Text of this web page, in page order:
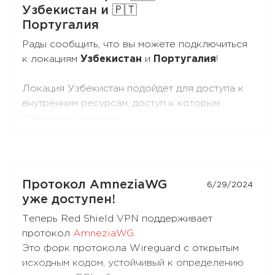
Узбекистан и 🇵🇹
Португалия
Рады сообщить, что вы можете подключиться
к локациям Узбекистан и Португалия!
Локация Узбекистан подойдёт для доступа к
внутренним ресурсам, доступ к которым
Протокол AmneziaWG
уже доступен!
6/29/2024
Теперь Red Shield VPN поддерживает
протокол AmneziaWG.
Это форк протокола Wireguard с открытым
исходным кодом, устойчивый к определению